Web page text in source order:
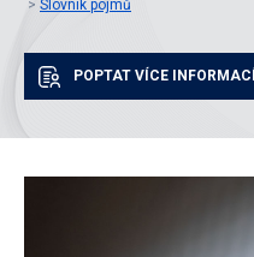
Slovník pojmů
POPTAT VÍCE INFORMACÍ